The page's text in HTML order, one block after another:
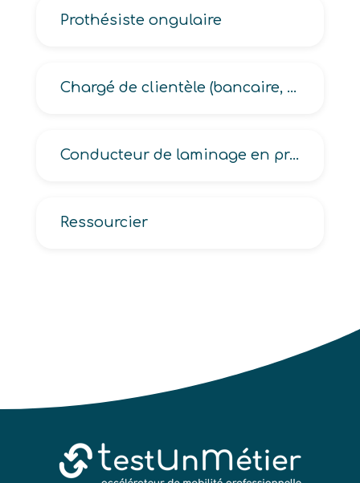
Prothésiste ongulaire
Chargé de clientèle (bancaire, commerciale, de banque, entreprises, particuliers, professionnelle)
Conducteur de laminage en production en transformation du verre
Ressourcier